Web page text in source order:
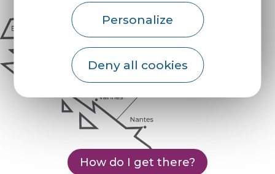
Personalize
Deny all cookies
How do I get there?